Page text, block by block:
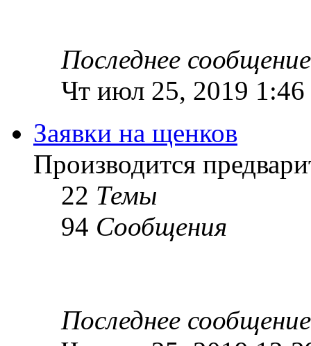
Последнее сообщение
Чт июл 25, 2019 1:46
Заявки на щенков
Производится
22 Темы
94 Сообщения
Последнее сообщение